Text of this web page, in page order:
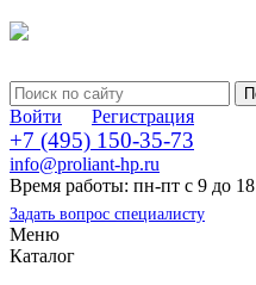
Войти Регистрация
+7 (495) 150-35-73
info@proliant-hp.ru
Время работы: пн-пт с 9 до 18
Задать вопрос специалисту
Меню
Каталог